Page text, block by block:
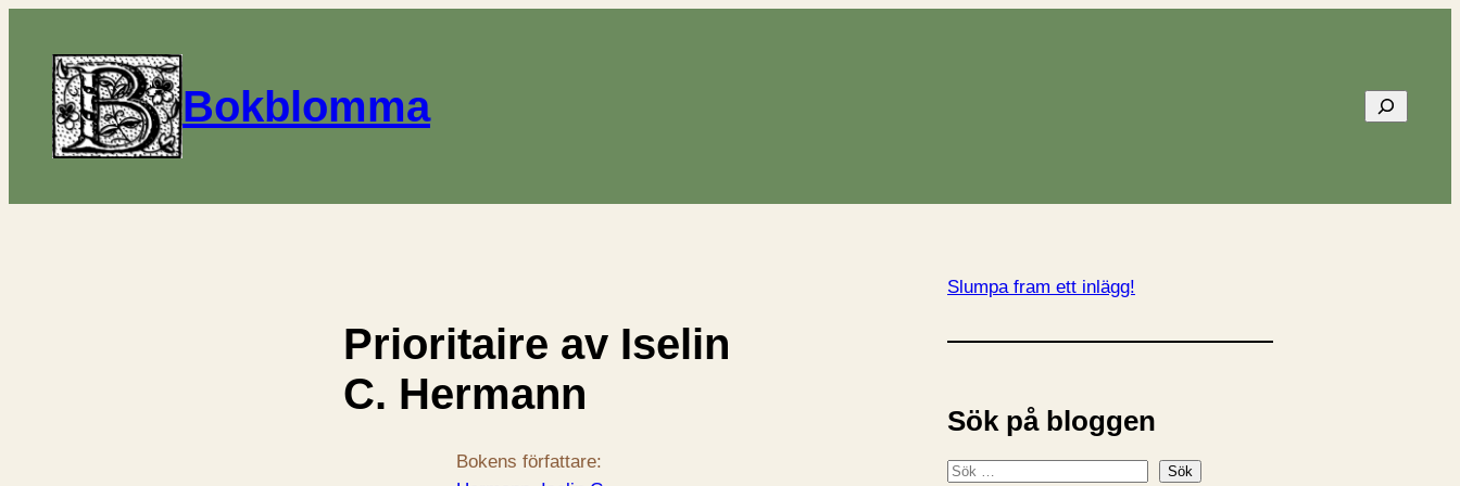
Bokblomma Sök
Prioritaire av Iselin
C. Hermann
Bokens författare:
Slumpa fram ett inlägg!
Sök på bloggen
S
Sök